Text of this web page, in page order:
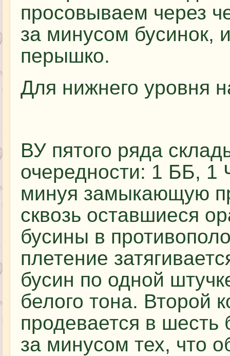
просовываем через
за минусом бусинок,
перышко.
Для нижнего уровня
ВУ пятого ряда
очередности: 1 ББ,
минуя замыкающую
сквозь оставшиеся
бусины в
плетение
бусин по одной
белого тона. Второй
продевается в
за минусом тех, что